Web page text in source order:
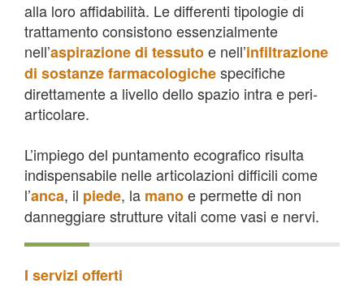
alla loro affidabilità. Le differenti tipologie di
trattamento consistono essenzialmente
nell’aspirazione di tessutoe nell’infiltrazione
di sostanze farmacologichespecifiche
direttamente a livello dello spazio intra e peri-
articolare.
L’impiego del puntamento ecografico risulta
indispensabile nelle articolazioni difficili come
l’anca, il piede, la manoe permette di non
danneggiare strutture vitali come vasi e nervi.
I servizi offerti